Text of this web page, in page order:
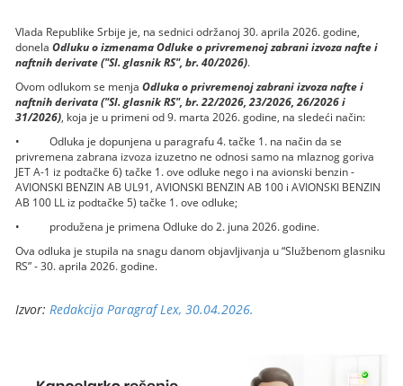
Vlada Republike Srbije je, na sednici održanoj 30. aprila 2026. godine,
donelaOdluku o izmenama Odluke o privremenoj zabrani izvoza nafte i
naftnih derivate ("Sl. glasnik RS", br. 40/2026).
Ovom odlukom se menjaOdluka o privremenoj zabrani izvoza nafte i
naftnih derivata ("Sl. glasnik RS", br. 22/2026, 23/2026, 26/2026 i
31/2026), koja je u primeni od 9. marta 2026. godine, na sledeći način:
• Odluka je dopunjena u paragrafu 4. tačke 1. na način da se
privremena zabrana izvoza izuzetno ne odnosi samo na mlaznog goriva
JET A-1 iz podtačke 6) tačke 1. ove odluke nego i na avionski benzin -
AVIONSKI BENZIN AB UL91, AVIONSKI BENZIN AB 100 i AVIONSKI BENZIN
AB 100 LL iz podtačke 5) tačke 1. ove odluke;
• produžena je primena Odluke do 2. juna 2026. godine.
Ova odluka je stupila na snagu danom objavljivanja u “Službenom glasniku
RS” - 30. aprila 2026. godine.
Izvor: Redakcija Paragraf Lex, 30.04.2026.